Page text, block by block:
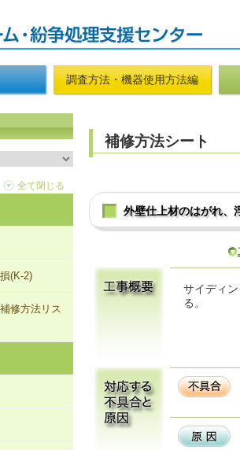
調査方法・機器使用方法編
アップのう
アップのう
工法
(K-2)
修方法リス
K-2）
る床根太の
補修方法シート
外壁仕上材のはがれ、
サイディ
る。